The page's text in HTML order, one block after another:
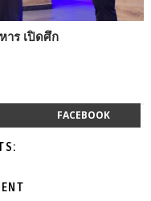
าร เปิดศึก
FACEBOOK